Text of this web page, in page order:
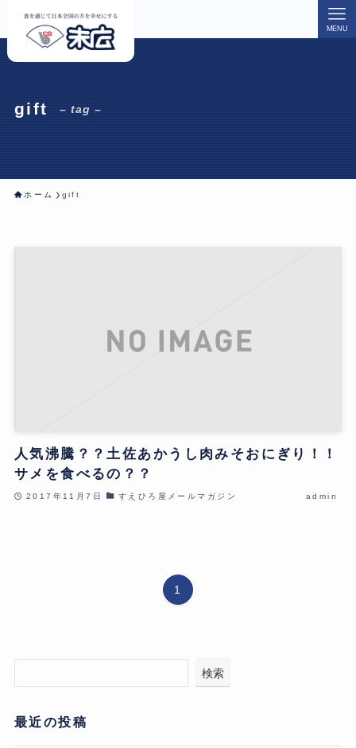
MENU
gift – tag –
ホーム gift
人気沸騰？？土佐あかうし肉みそおにぎり！！
サメを食べるの？？
2017年11月7日 すえひろ屋メールマガジン admin
1
検索
最近の投稿